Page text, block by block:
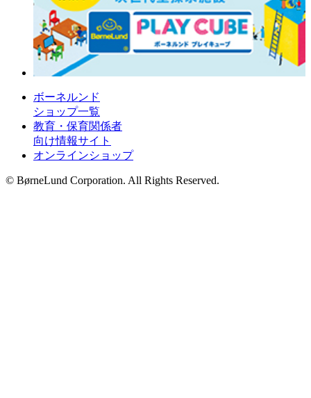
ボーネルンド
ショップ一覧
教育・保育関係者
向け情報サイト
オンラインショップ
© BørneLund Corporation. All Rights Reserved.